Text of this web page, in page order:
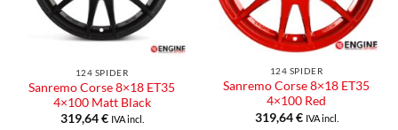
124 SPIDER
Sanremo Corse 8×18 ET35
4×100 Matt Black
319,64€ IVA incl.
124 SPIDER
Sanremo Corse 8×18 ET35
4×100 Red
319,64€ IVA incl.